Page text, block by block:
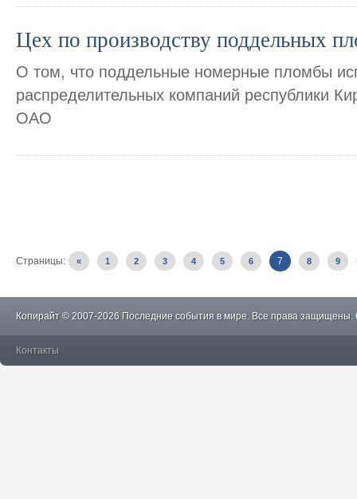
Цех по производству поддельных
О том, что поддельные номерные пломбы
распределительных компаний республики
ОАО
Страницы: « 1 2 3 4 5 6 7 8 9
Копирайт © 2007-2026 Последние события в мире. Все права защищены.
Контакты